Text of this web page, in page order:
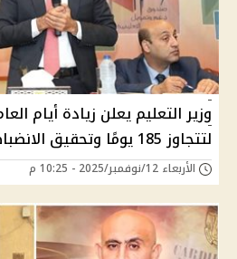
وزير التعليم يعلن زيادة أيام
لتتجاوز 185 يومًا وتحقيق الانضباط داخل المدارس
الأربعاء 12/نوفمبر/2025 - 10:25 م